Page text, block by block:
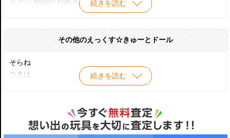
ひめの Welcome to EX☆CUTE DS開催記念ver.
ひめの Welcome to EX☆CUTE
ひめの カジュアルコーデBセット
ひめの ショップリニューアル特別仕様
魔女っ子ひめの little witch of starlight ver.1.1限定
魔女っ子ひめの little witch of starlight
続きを読む
リアン Angelic Sigh II DS開催記念ver.
リアン Angelic Sigh III
リアン Secret Wonderland
リアン SWEET PUNK GIRLS!
ぎんぎつねさん リアン
1/12 リアン Angelic Sigh
1/12 Dreamy Girl リアン コーデ 限定
その他のえっくす☆きゅーとドール
続きを読む
そらね
つきは
ゆうた
ライリ